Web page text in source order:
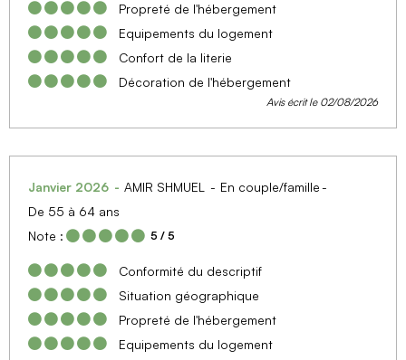
Propreté de l'hébergement
Equipements du logement
Confort de la literie
Décoration de l'hébergement
Avis écrit le 02/08/2026
Janvier 2026 AMIR SHMUEL
En couple/famille
De 55 à 64 ans
Note :
5 / 5
Conformité du descriptif
Situation géographique
Propreté de l'hébergement
Equipements du logement